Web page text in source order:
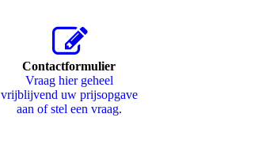
Contactformulier
Vraag hier geheel
vrijblijvend uw prijsopgave
aan of stel een vraag.